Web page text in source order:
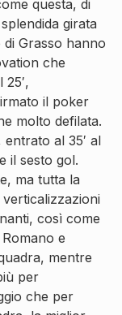
questa, di
girata
Grasso hanno
che
il poker
molto defilata.
al 35′ al
il sesto gol.
ma tutta la
così come
e
mentre
per
che per